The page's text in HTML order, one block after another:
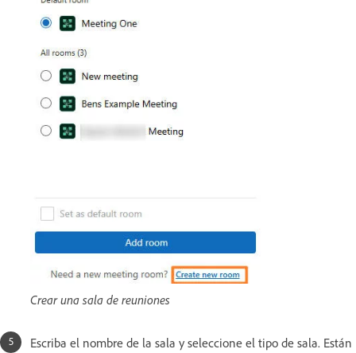
Crear una sala de reuniones
Escriba el nombre de la sala y seleccione el tipo de sala. Están